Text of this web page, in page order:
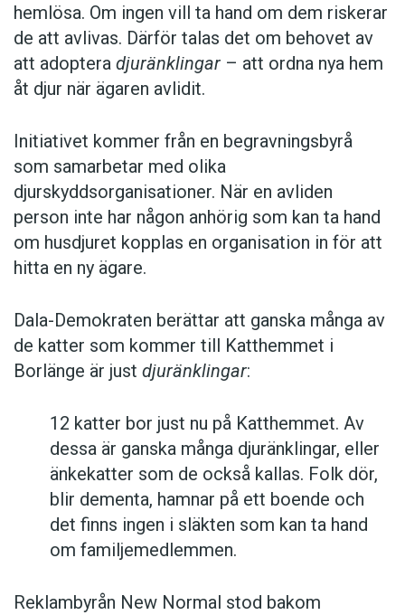
hemlösa. Om ingen vill ta hand om dem riskerar
de att avlivas. Därför talas det om behovet av
att adoptera djuränklingar – att ordna nya hem
åt djur när ägaren avlidit.
Initiativet kommer från en begravningsbyrå
som samarbetar med olika
djurskyddsorganisationer. När en avliden
person inte har någon anhörig som kan ta hand
om husdjuret kopplas en organisation in för att
hitta en ny ägare.
Dala-Demokraten berättar att ganska många av
de katter som kommer till Katthemmet i
Borlänge är just djuränklingar:
12 katter bor just nu på Katthemmet. Av
dessa är ganska många djuränklingar, eller
änkekatter som de också kallas. Folk dör,
blir dementa, hamnar på ett boende och
det finns ingen i släkten som kan ta hand
om familjemedlemmen.
Reklambyrån New Normal stod bakom